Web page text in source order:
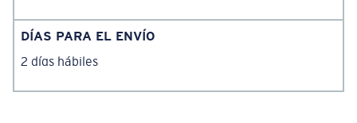
DÍAS PARA EL ENVÍO
2 días hábiles